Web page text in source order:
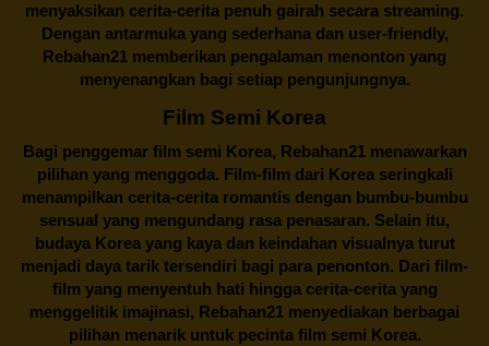
menyaksikan cerita-cerita penuh gairah secara streaming.
Dengan antarmuka yang sederhana dan user-friendly,
Rebahan21 memberikan pengalaman menonton yang
menyenangkan bagi setiap pengunjungnya.
Film Semi Korea
Bagi penggemar film semi Korea, Rebahan21menawarkan
pilihan yang menggoda. Film-film dari Korea seringkali
menampilkan cerita-cerita romantis dengan bumbu-bumbu
sensual yang mengundang rasa penasaran. Selain itu,
budaya Korea yang kaya dan keindahan visualnya turut
menjadi daya tarik tersendiri bagi para penonton. Dari film-
film yang menyentuh hati hingga cerita-cerita yang
menggelitik imajinasi, Rebahan21 menyediakan berbagai
pilihan menarik untuk pecinta film semi Korea.